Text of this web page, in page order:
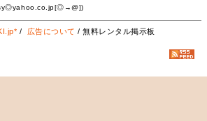
/ 広告について / 無料レンタル掲示板